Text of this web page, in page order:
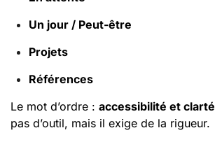
Un jour / Peut-être
Projets
Références
Le mot d’ordre : accessibilité et clarté
pas d’outil, mais il exige de la rigueur.